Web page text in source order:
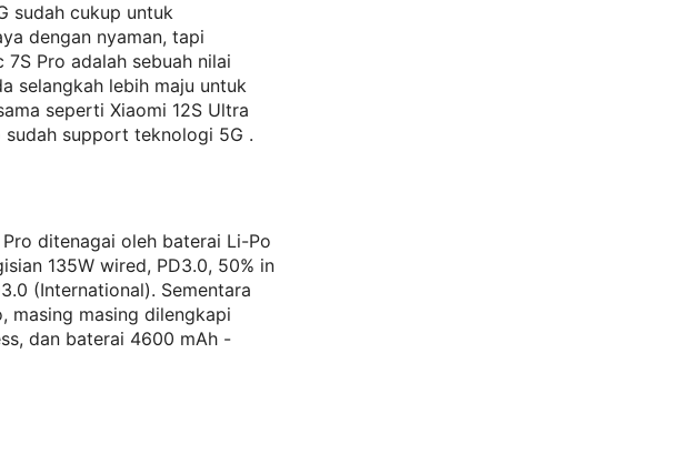
sudah cukup untuk
dengan nyaman, tapi
Pro adalah sebuah nilai
selangkah lebih maju untuk
seperti Xiaomi 12S Ultra
support teknologi 5G .
ditenagai oleh baterai Li-Po
135W wired, PD3.0, 50% in
(International). Sementara
masing masing dilengkapi
dan baterai 4600 mAh -